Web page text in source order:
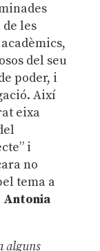
les
del seu
poder, i
Així
eixa
i
no
tema a
Antonia
alguns